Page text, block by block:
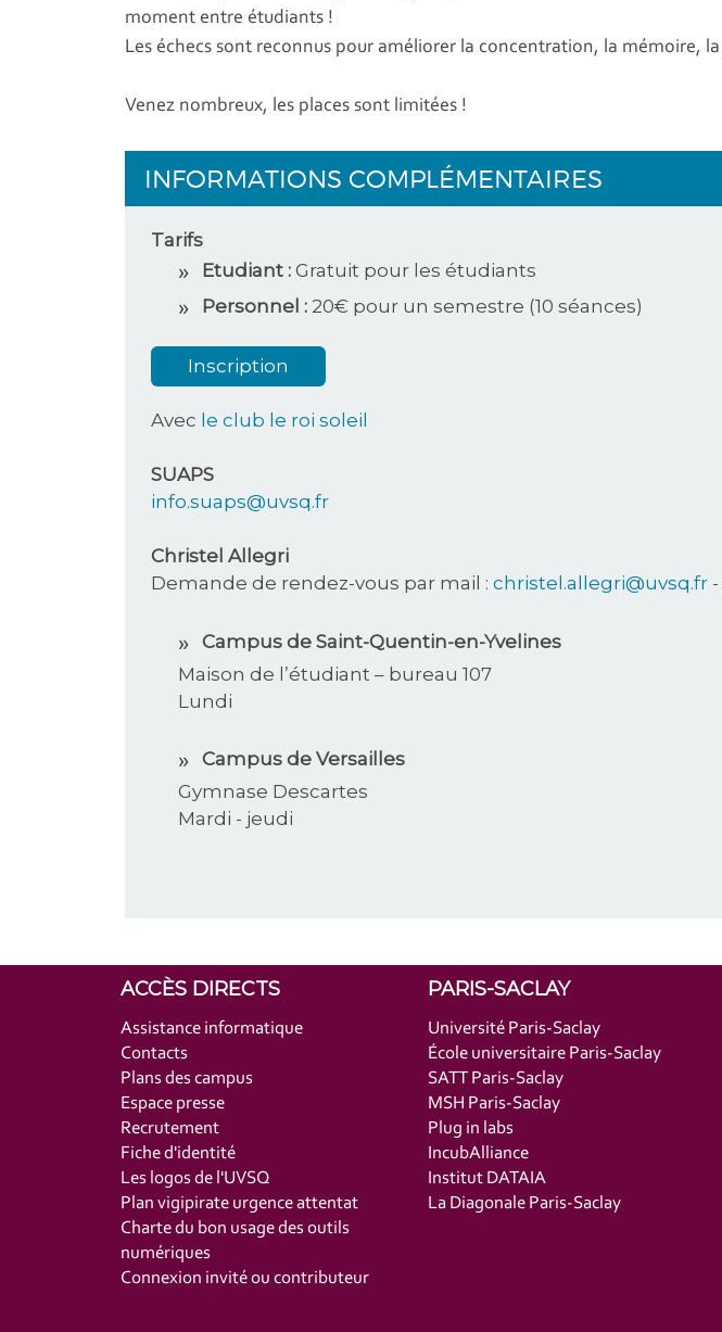
moment entre étudiants !
Les échecs sont reconnus pour améliorer la concentration, la mémoire,
Venez nombreux, les places sont limitées !
INFORMATIONS COMPLÉMENTAIRES
Tarifs
Etudiant : Gratuit pour les étudiants
Personnel : 20€ pour un semestre (10 séances)
Inscription
Avec le club le roi soleil
SUAPS
info.suaps@uvsq.fr
Christel Allegri
Demande de rendez-vous par mail : christel.allegri@uvsq.fr
Campus de Saint-Quentin-en-Yvelines
Maison de l’étudiant – bureau 107
Lundi
Campus de Versailles
Gymnase Descartes
Mardi - jeudi
ACCÈS DIRECTS
Assistance informatique
Contacts
Plans des campus
Espace presse
Recrutement
Fiche d'identité
Les logos de l'UVSQ
Plan vigipirate urgence attentat
Charte du bon usage des outils
numériques
Connexion invité ou contributeur
PARIS-SACLAY
Université Paris-Saclay
École universitaire Paris-Saclay
SATT Paris-Saclay
MSH Paris-Saclay
Plug in labs
IncubAlliance
Institut DATAIA
La Diagonale Paris-Saclay